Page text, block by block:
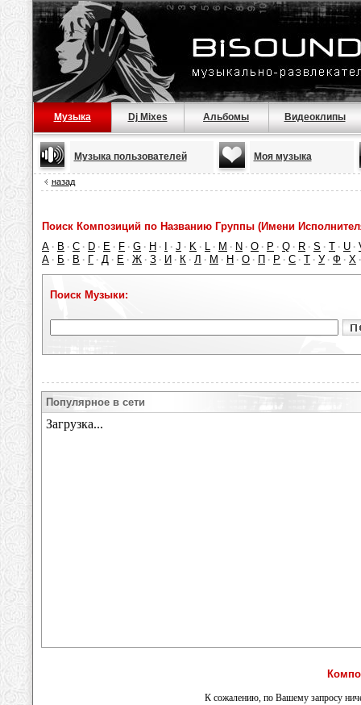
Музыка Dj Mixes Альбомы Видеоклипы
Музыка пользователей Моя музыка
назад
Поиск Композиций по Названию Группы (Имени
A · B · C · D · E · F · G · H · · J · K · L · M · N · O · P · Q · R · S · T · U ·
А · Б · В · Г · Д · Е · Ж · З · И · К · Л · М · Н · О · П · Р · С · Т · У · Ф · Х
Поиск Музыки:
Популярное в сети
К сожалению, по Вашему запросу